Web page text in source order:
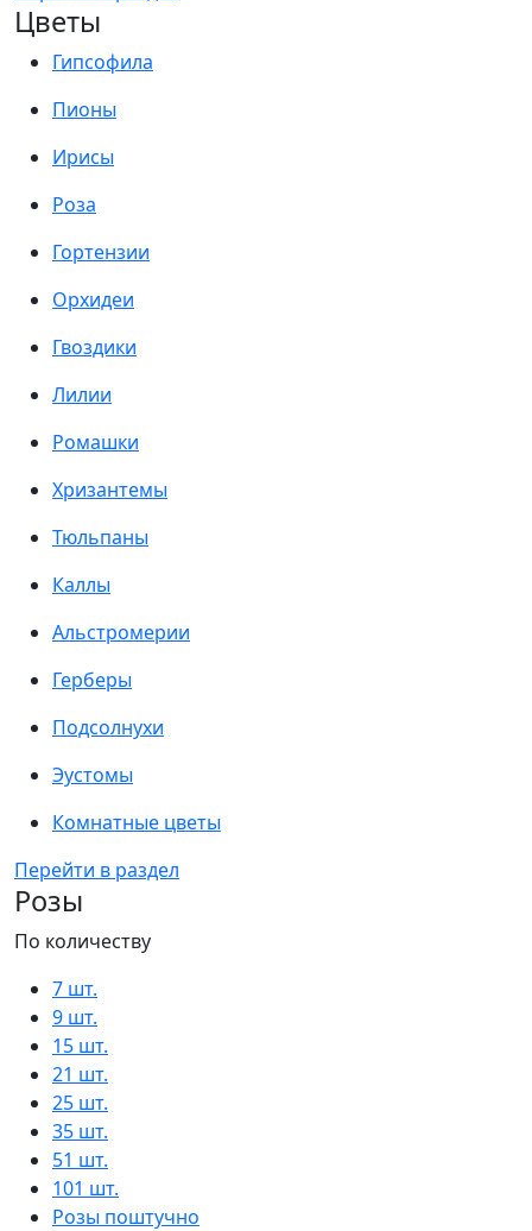
Цветы
Гипсофила
Пионы
Ирисы
Роза
Гортензии
Орхидеи
Гвоздики
Лилии
Ромашки
Хризантемы
Тюльпаны
Каллы
Альстромерии
Герберы
Подсолнухи
Эустомы
Комнатные цветы
Перейти в раздел
Розы
По количеству
7 шт.
9 шт.
15 шт.
21 шт.
25 шт.
35 шт.
51 шт.
101 шт.
Розы поштучно